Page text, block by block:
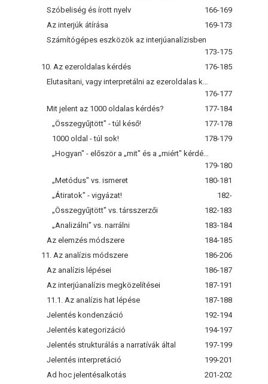
Szóbeliség és írott nyelv
166-169
Az interjúk átírása
169-173
Számítógépes eszközök az interjúanalízisben
173-175
10. Az ezeroldalas kérdés
176-185
176-177
Mit jelent az 1000 oldalas kérdés?
177-184
„Összegyűjtött" - túl késő!
177-178
1000 oldal - túl sok!
178-179
179-180
„Metódus" vs. ismeret
180-181
„Átiratok" - vigyázat!
182-
„Összegyűjtött" vs. társszerzői
182-183
„Analizálni" vs. narrálni
183-184
Az elemzés módszere
184-185
11. Az analízis módszere
186-206
Az analízis lépései
186-187
Az interjúanalízis megközelítései
187-191
11.1. Az analízis hat lépése
187-188
Jelentés kondenzáció
192-194
Jelentés kategorizáció
194-197
Jelentés strukturálás a narratívák által
197-199
Jelentés interpretáció
199-201
Ad hoc jelentésalkotás
201-202